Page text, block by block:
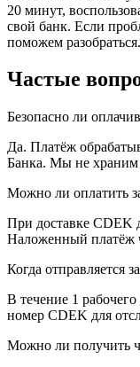
20 минут,
свой банк. Если
поможем разобраться.
Частые
Безопасно ли
Да. Платёж
Банка. Мы не
Можно ли оплатить
При доставке CDEK
Наложенный платёж
Когда отправляется
В течение 1
номер CDEK для
Можно ли получить